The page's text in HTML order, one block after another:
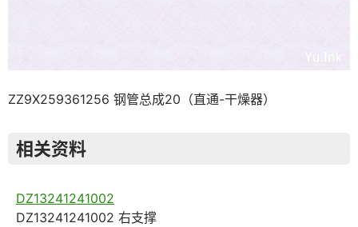
ZZ9X259361256 钢管总成20（直通-干燥器）
相关资料
DZ13241241002
DZ13241241002 右支撑